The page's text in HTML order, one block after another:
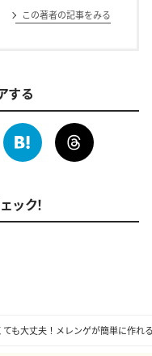
も大丈夫！メレンゲが簡単に作れ
この著者の記事をみる
する
ック！